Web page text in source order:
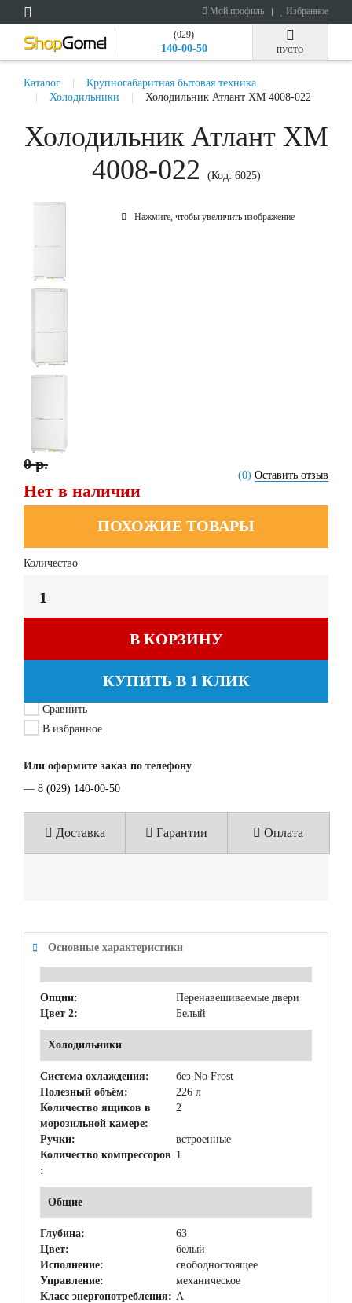
Мой профиль Избранное
(029)
140-00-50 ПУСТО
Каталог
Крупногабаритная бытовая техника
Холодильники
Холодильник Атлант ХМ 4008-022
Холодильник Атлант ХМ
4008-022
(Код: 6025)
Нажмите, чтобы увеличить изображение
(0) Оставить отзыв
0 р.
Нет в наличии
ПОХОЖИЕ ТОВАРЫ
Количество
В КОРЗИНУ
КУПИТЬ В 1 КЛИК
Сравнить
В избранное
Или оформите заказ по телефону
— 8 (029) 140-00-50
Доставка Гарантии Оплата
Основные характеристики
Опции:
Перенавешиваемые двери
Цвет 2:
Белый
Холодильники
Система охлаждения:
без No Frost
Полезный объём:
226 л
Количество ящиков в
морозильной камере:
2
Ручки:
встроенные
Количество компрессоров
:
1
Общие
Глубина:
63
Цвет:
белый
Исполнение:
свободностоящее
Управление:
механическое
Класс энергопотребления: A